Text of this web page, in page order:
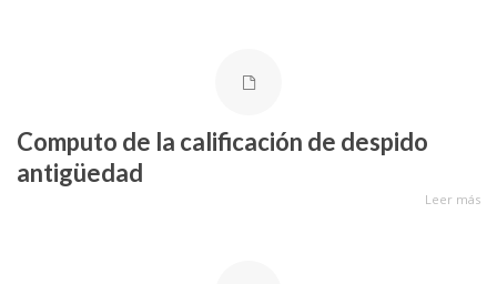
Computo de la calificación de despido
antigüedad
Leer más